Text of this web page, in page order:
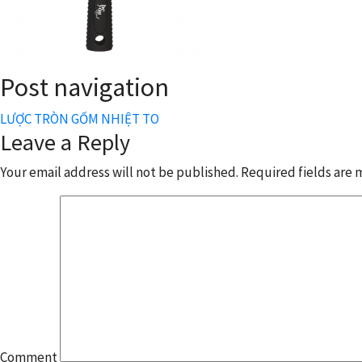
Post navigation
LƯỢC TRÒN GỐM NHIỆT TO
Leave a Reply
Your email address will not be published. Required fields are
Comment